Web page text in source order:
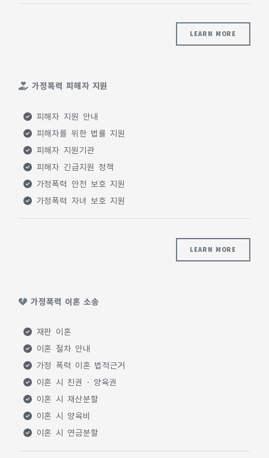
LEARN MORE
가정폭력 피해자 지원
피해자 지원 안내
피해자를 위한 법률 지원
피해자 지원기관
피해자 긴급지원 정책
가정폭력 안전 보호 지원
가정폭력 자녀 보호 지원
LEARN MORE
가정폭력 이혼 소송
재판 이혼
이혼 절차 안내
가정 폭력 이혼 법적근거
이혼 시 친권 · 양육권
이혼 시 재산분할
이혼 시 양육비
이혼 시 연금분할